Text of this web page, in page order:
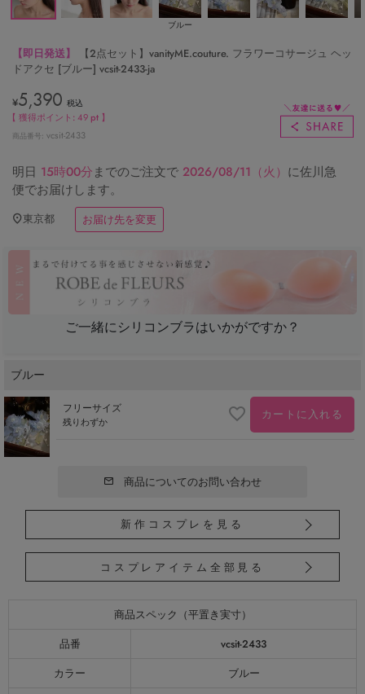
ブルー
【即日発送】
【2点セット】vanityME.couture. フラワーコサージュ ヘッ
ドアクセ [ブルー] vcsit-2433-ja
¥5,390 税込
【 獲得ポイント: 49 pt 】
商品番号 vcsit-2433
明日 15時00分までのご注文で 2026/08/11（火） に佐川急
便でお届けします。
東京都 お届け先を変更
ご一緒にシリコンブラはいかがですか？
ブルー
フリーサイズ
残りわずか カートに入れる
商品についてのお問い合わせ
新作コスプレを見る
コスプレアイテム全部見る
商品スペック（平置き実寸）
品番
vcsit-2433
カラー
ブルー